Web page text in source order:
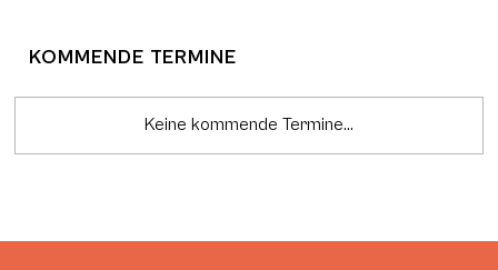
KOMMENDE TERMINE
Keine kommende Termine...